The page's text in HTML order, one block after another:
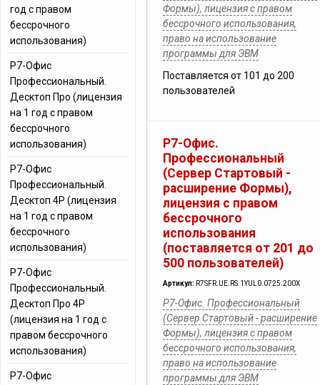
Формы), лицензия с правом
бессрочного использования,
право на использование
программы для ЭВМ
Поставляется от 101 до 200
пользователей
Р7-Офис.
Профессиональный
(Сервер Стартовый -
расширение Формы),
лицензия с правом
бессрочного
использования
(поставляется от 201 до
500 пользователей)
Артикул: R7SFR.UE.RS.1YUL0.0725.200X
Р7-Офис. Профессиональный
(Сервер Стартовый - расширение
Формы), лицензия с правом
бессрочного использования,
право на использование
программы для ЭВМ
год с правом
бессрочного
использования)
Р7-Офис
Профессиональный.
Десктоп Про (лицензия
на 1 год с правом
бессрочного
использования)
Р7-Офис
Профессиональный.
Десктоп 4Р (лицензия
на 1 год с правом
бессрочного
использования)
Р7-Офис
Профессиональный.
Десктоп Про 4Р
(лицензия на 1 год с
правом бессрочного
использования)
Р7-Офис